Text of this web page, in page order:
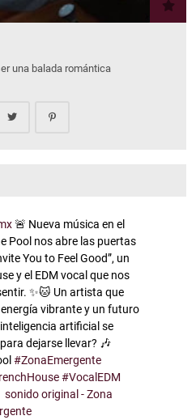
una balada romántica
🚨 Nueva música en el
Pool nos abre las puertas
You to Feel Good”, un
y el EDM vocal que nos
✨🐱 Un artista que
vibrante y un futuro
artificial se
dejarse llevar? 🎶
#ZonaEmergente
#VocalEDM
sonido original - Zona